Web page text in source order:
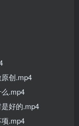
原创.mp4
么.mp4
是好的.mp4
项.mp4